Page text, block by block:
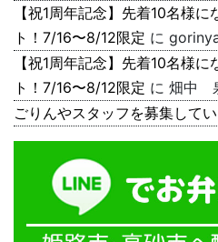
【祝1周年記念】先着10名様
ト！7/16〜8/12限定 に
【祝1周年記念】先着10名様
ト！7/16〜8/12限定 に 畑中
ごりんやスタッフを募集してい